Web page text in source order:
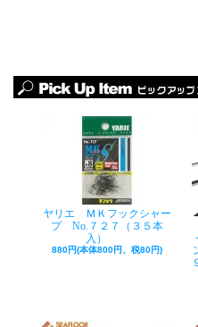
ヤリエ ＭＫフックシャー
プ No.７２７（３５本
入）
880円(本体800円、税80円)